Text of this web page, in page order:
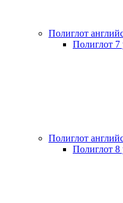
Полиглот
Полиглот 7
Полиглот
Полиглот 8